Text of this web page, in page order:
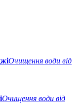
Очищення води від
Очищення води від